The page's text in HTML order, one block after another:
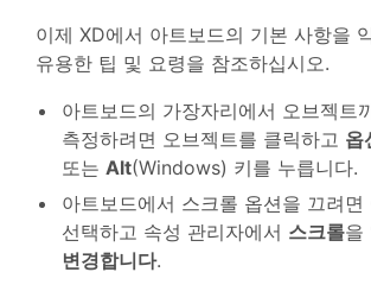
이제 XD에서 아트보드의 기본 사항을
유용한 팁 및 요령을 참조하십시오.
아트보드의 가장자리에서 오브젝트
측정하려면 오브젝트를 클릭하고 옵
또는 Alt(Windows) 키를 누릅니다.
아트보드에서 스크롤 옵션을 끄려면
선택하고 속성 관리자에서 스크롤을
변경합니다.